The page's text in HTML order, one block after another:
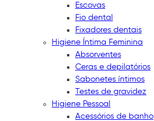
Escovas
Fio dental
Fixadores dentais
Higiene Íntima Feminina
Absorventes
Ceras e depilatórios
Sabonetes íntimos
Testes de gravidez
Higiene Pessoal
Acessórios de banho